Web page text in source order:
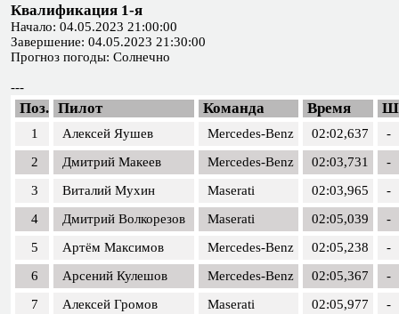
Квалификация 1-я
Начало: 04.05.2023 21:00:00
Завершение: 04.05.2023 21:30:00
Прогноз погоды: Солнечно
---
Поз. Пилот Команда Время
1 Алексей Яушев Mercedes-Benz 02:02,637
-
2
Дмитрий Макеев Mercedes-Benz 02:03,731
-
3
Виталий Мухин Maserati 02:03,965
-
4
Дмитрий Волкорезов Maserati 02:05,039
-
5
Артём Максимов Mercedes-Benz 02:05,238
-
6
Арсений Кулешов Mercedes-Benz 02:05,367
-
7
Алексей Громов Maserati 02:05,977
-